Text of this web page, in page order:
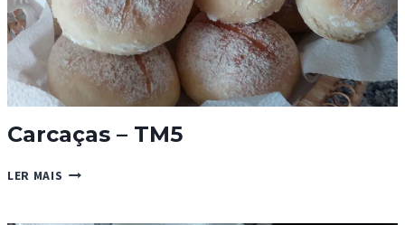
Carcaças – TM5
LER MAIS CARCAÇAS